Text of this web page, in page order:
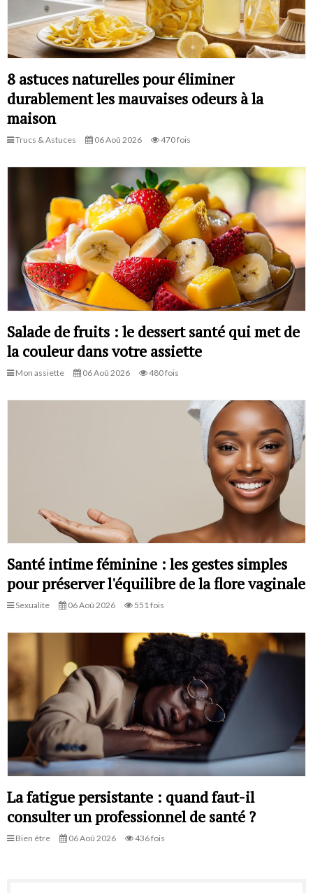
8 astuces naturelles pour éliminer
durablement les mauvaises odeurs à la
maison
Trucs & Astuces 06 Aoû 2026 470 fois
Salade de fruits : le dessert santé qui met de
la couleur dans votre assiette
Mon assiette 06 Aoû 2026 480 fois
Santé intime féminine : les gestes simples
pour préserver l'équilibre de la flore vaginale
Sexualite 06 Aoû 2026 551 fois
La fatigue persistante : quand faut-il
consulter un professionnel de santé ?
Bien être 06 Aoû 2026 436 fois